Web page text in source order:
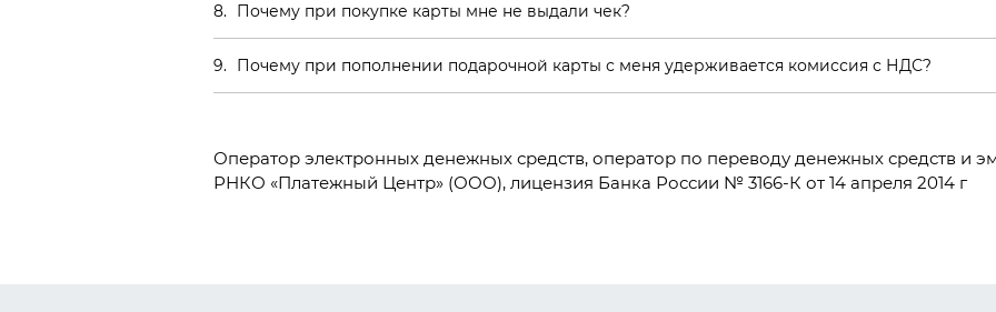
Почему при покупке карты мне не выдали чек?
Почему при пополнении подарочной карты с меня удерживается комиссия с НДС?
Оператор электронных денежных средств, оператор по переводу денежных средств и
РНКО «Платежный Центр» (ООО), лицензия Банка России № 3166-К от 14 апреля 2014 г